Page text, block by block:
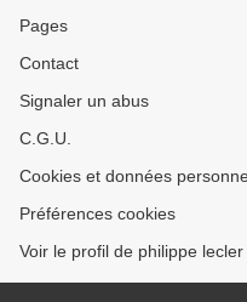
Pages
Contact
Signaler un abus
C.G.U.
Cookies et données
Préférences cookies
Voir le profil de philippe